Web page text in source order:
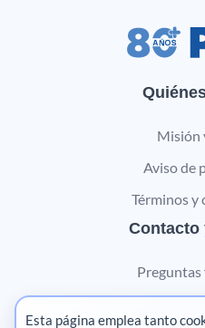
Misión
Aviso de
Términos y
Contacto
Esta página emplea tanto